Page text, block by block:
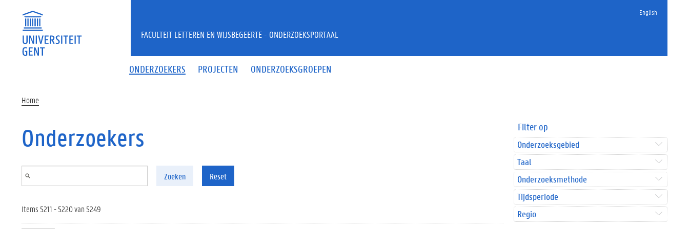
English
ONDERZOEKERS PROJECTEN ONDERZOEKSGROEPEN
FACULTEIT LETTEREN EN WIJSBEGEERTE - ONDERZOEKSPORTAAL
Home
Onderzoekers
Zoeken Reset
Items 5211 - 5220 van 5249
Filter op
Onderzoeksgebied
Taal
Onderzoeksmethode
Tijdsperiode
Regio